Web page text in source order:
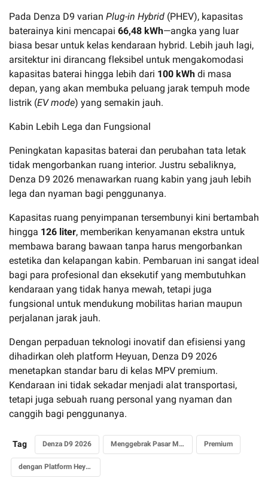
Pada Denza D9 varian Plug-in Hybrid (PHEV), kapasitas
baterainya kini mencapai 66,48 kWh—angka yang luar
biasa besar untuk kelas kendaraan hybrid. Lebih jauh lagi,
arsitektur ini dirancang fleksibel untuk mengakomodasi
kapasitas baterai hingga lebih dari 100 kWh di masa
depan, yang akan membuka peluang jarak tempuh mode
listrik (EV mode) yang semakin jauh.
Kabin Lebih Lega dan Fungsional
Peningkatan kapasitas baterai dan perubahan tata letak
tidak mengorbankan ruang interior. Justru sebaliknya,
Denza D9 2026 menawarkan ruang kabin yang jauh lebih
lega dan nyaman bagi penggunanya.
Kapasitas ruang penyimpanan tersembunyi kini bertambah
hingga 126 liter, memberikan kenyamanan ekstra untuk
membawa barang bawaan tanpa harus mengorbankan
estetika dan kelapangan kabin. Pembaruan ini sangat ideal
bagi para profesional dan eksekutif yang membutuhkan
kendaraan yang tidak hanya mewah, tetapi juga
fungsional untuk mendukung mobilitas harian maupun
perjalanan jarak jauh.
Dengan perpaduan teknologi inovatif dan efisiensi yang
dihadirkan oleh platform Heyuan, Denza D9 2026
menetapkan standar baru di kelas MPV premium.
Kendaraan ini tidak sekadar menjadi alat transportasi,
tetapi juga sebuah ruang personal yang nyaman dan
canggih bagi penggunanya.
Tag Denza D9 2026 Menggebrak Pasar MPV Premium
dengan Platform Heyuan Terbaru